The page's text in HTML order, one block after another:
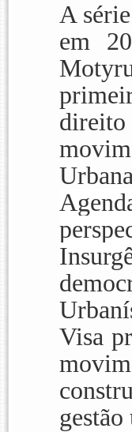
A
em
Visa